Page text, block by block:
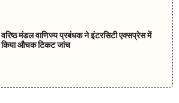
वरिष्ठ मंडल वाणिज्य प्रबंधक ने इंटरसिटी एक्सप्रेस में
किया औचक टिकट जांच